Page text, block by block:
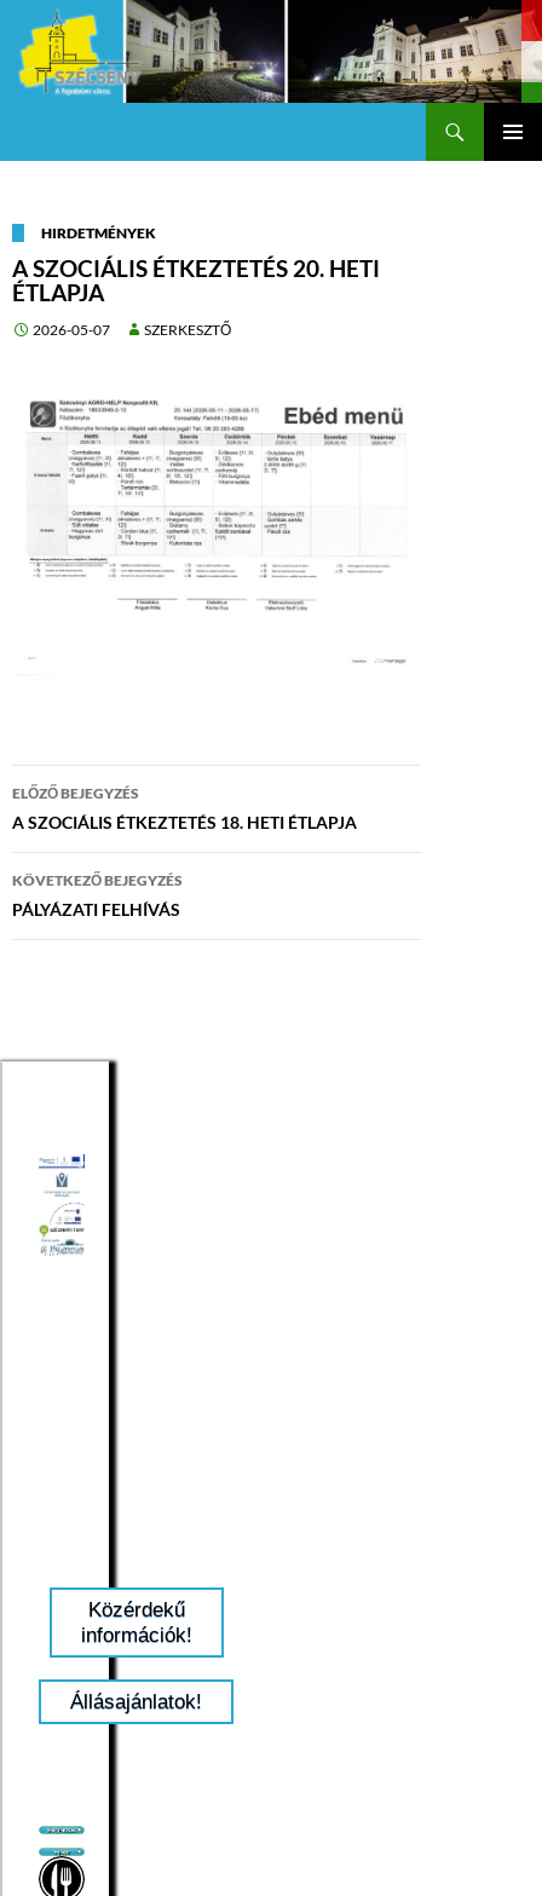
HIRDETMÉNYEK
A SZOCIÁLIS ÉTKEZTETÉS 20. HETI
ÉTLAPJA
2026-05-07 SZERKESZTŐ
Bejegyzés
navigáció
ELŐZŐ BEJEGYZÉS
A SZOCIÁLIS ÉTKEZTETÉS 18. HETI ÉTLAPJA
KÖVETKEZŐ BEJEGYZÉS
PÁLYÁZATI FELHÍVÁS
Közérdekű
információk!
Állásajánlatok!